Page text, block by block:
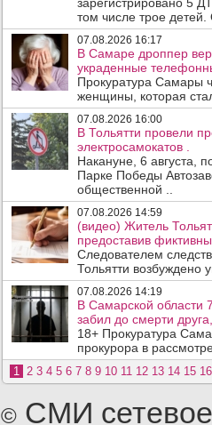
том числе трое
07.08.2026 16:17
В Самаре дроппер
украденные
Прокуратура Самары
женщины, которая
07.08.2026 16:00
В Тольятти провели
электросамокатов .
Накануне, 6 августа,
Парке Победы
общественной ..
07.08.2026 14:59
(видео) Житель
предоставив
Следователем
Тольятти возбуждено
07.08.2026 14:19
В Самарской области
забил до смерти
18+ Прокуратура
прокурора в
1 2 3 4 5 6 7 8 9 10 11 12 13 14 15 16
© СМИ